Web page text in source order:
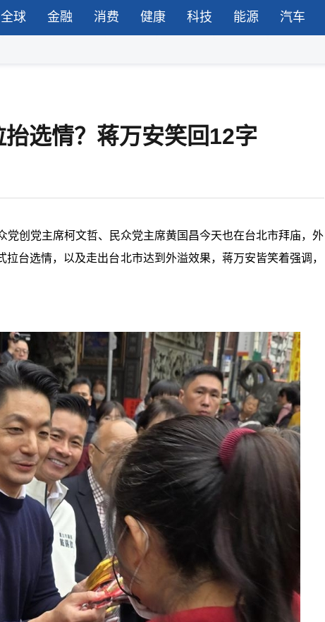
全球 金融 消费 健康 科技 能源 汽车
选情？蒋万安笑回12字
创党主席柯文哲、民众党主席黄国昌今天也在台北市拜庙，外
台选情，以及走出台北市达到外溢效果，蒋万安皆笑着强调，